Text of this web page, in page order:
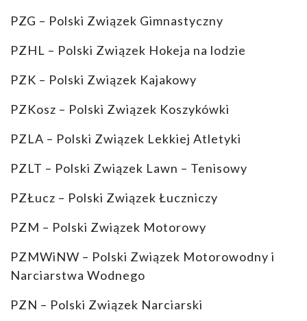
PZG – Polski Związek Gimnastyczny
PZHL – Polski Związek Hokeja na lodzie
PZK – Polski Związek Kajakowy
PZKosz – Polski Związek Koszykówki
PZLA – Polski Związek Lekkiej Atletyki
PZLT – Polski Związek Lawn – Tenisowy
PZŁucz – Polski Związek Łuczniczy
PZM – Polski Związek Motorowy
PZMWiNW – Polski Związek Motorowodny i
Narciarstwa Wodnego
PZN – Polski Związek Narciarski